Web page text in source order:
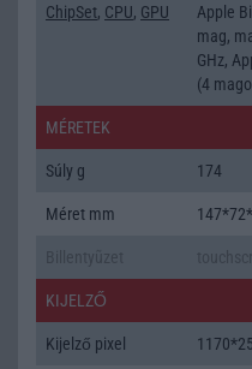
ChipSet, CPU, GPU
Apple
mag,
GHz,
(4
MÉRETEK
Súly g 174
Méret mm
KIJELZŐ
Kijelző pixel